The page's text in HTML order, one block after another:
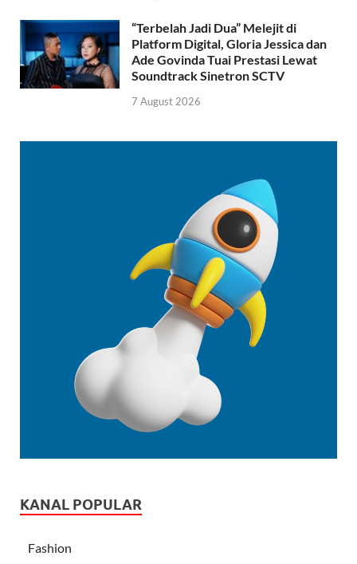
“Terbelah Jadi Dua” Melejit di
Platform Digital, Gloria Jessica dan
Ade Govinda Tuai Prestasi Lewat
Soundtrack Sinetron SCTV
7 August 2026
KANAL POPULAR
Fashion